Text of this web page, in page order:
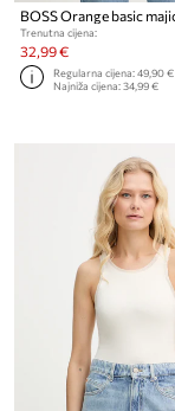
Trenutna cijena:
32,99 €
Regularna cijena:49,90 €
Najniža cijena:34,99 €